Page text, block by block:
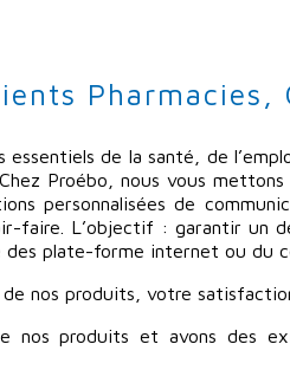
essentiels de la santé, de
Proébo, nous vous
personnalisées de
faire. L’objectif : garantir un
des plate-forme internet ou du
nos produits, votre
nos produits et avons des